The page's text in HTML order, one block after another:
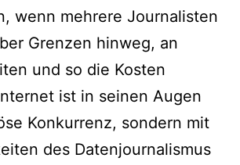
wenn mehrere Journalisten
Grenzen hinweg, an
und so die Kosten
ist in seinen Augen
Konkurrenz, sondern mit
des Datenjournalismus